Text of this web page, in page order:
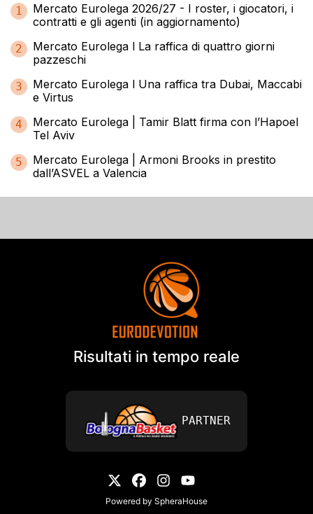
1
Mercato Eurolega 2026/27 - I roster, i giocatori, i
contratti e gli agenti (in aggiornamento)
2
Mercato Eurolega l La raffica di quattro giorni
pazzeschi
3
Mercato Eurolega l Una raffica tra Dubai, Maccabi
e Virtus
4
Mercato Eurolega | Tamir Blatt firma con l’Hapoel
Tel Aviv
5
Mercato Eurolega | Armoni Brooks in prestito
dall’ASVEL a Valencia
Risultati in tempo reale
PARTNER
Powered by SpheraHouse